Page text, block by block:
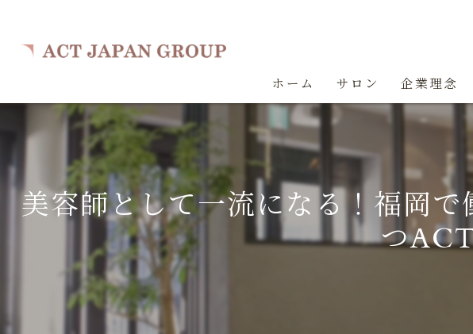
ホーム サロン 企業理念
美容師として一流になる！福岡
つ